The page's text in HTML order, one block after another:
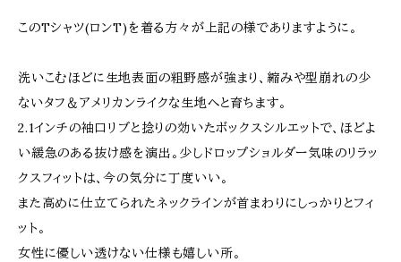
このTシャツ(ロンT)を着る方々が上記の様でありますように。
洗いこむほどに生地表面の粗野感が強まり、縮みや型崩れの少
ないタフ＆アメリカンライクな生地へと育ちます。
2.1インチの袖口リブと捻りの効いたボックスシルエットで、ほどよ
い緩急のある抜け感を演出。少しドロップショルダー気味のリラッ
クスフィットは、今の気分に丁度いい。
また高めに仕立てられたネックラインが首まわりにしっかりとフィ
ット。
女性に優しい透けない仕様も嬉しい所。